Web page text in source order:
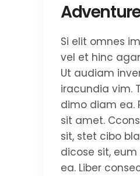
Si elit omnes
vel et hinc
Ut audiam
iracundia vim.
dimo diam ea.
sit amet.
sit, stet cibo
dicose sit,
ea. Liber